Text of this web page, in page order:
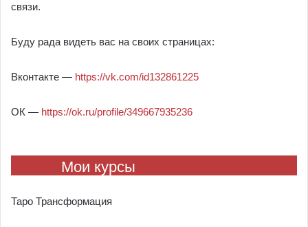
связи.
Буду рада видеть вас на своих страницах:
Вконтакте — https://vk.com/id132861225
ОК — https://ok.ru/profile/349667935236
Мои курсы
Таро Трансформация